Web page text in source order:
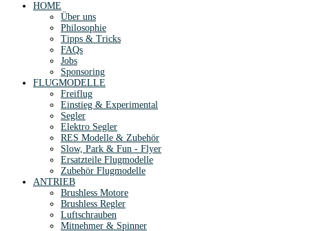
HOME
Über uns
Philosophie
Tipps & Tricks
FAQs
Jobs
Sponsoring
FLUGMODELLE
Freiflug
Einstieg & Experimental
Segler
Elektro Segler
RES Modelle & Zubehör
Slow, Park & Fun - Flyer
Ersatzteile Flugmodelle
Zubehör Flugmodelle
ANTRIEB
Brushless Motore
Brushless Regler
Luftschrauben
Mitnehmer & Spinner